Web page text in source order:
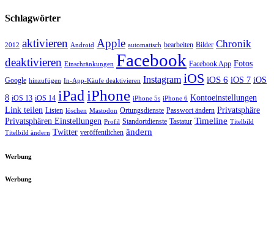
Schlagwörter
2012 aktivieren Android Apple automatisch bearbeiten Bilder Chronik
deaktivieren Einschränkungen Facebook Facebook App Fotos
Google hinzufügen In-App-Käufe deaktivieren Instagram iOS iOS 6 iOS 7 iOS
8 iOS 13 iOS 14 iPadiPhone iPhone 5s iPhone 6 Kontoeinstellungen
Link teilen Listen löschen Mastodon Ortungsdienste Passwort ändern Privatsphäre
Privatsphären Einstellungen Profil Standortdienste Tastatur Timeline Titelbild
Titelbild ändern Twitter veröffentlichen ändern
Werbung
Werbung